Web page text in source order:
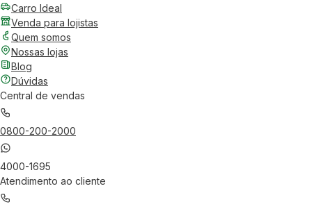
Carro Ideal
Venda para lojistas
Quem somos
Nossas lojas
Blog
Dúvidas
Central de vendas
0800-200-2000
4000-1695
Atendimento ao cliente